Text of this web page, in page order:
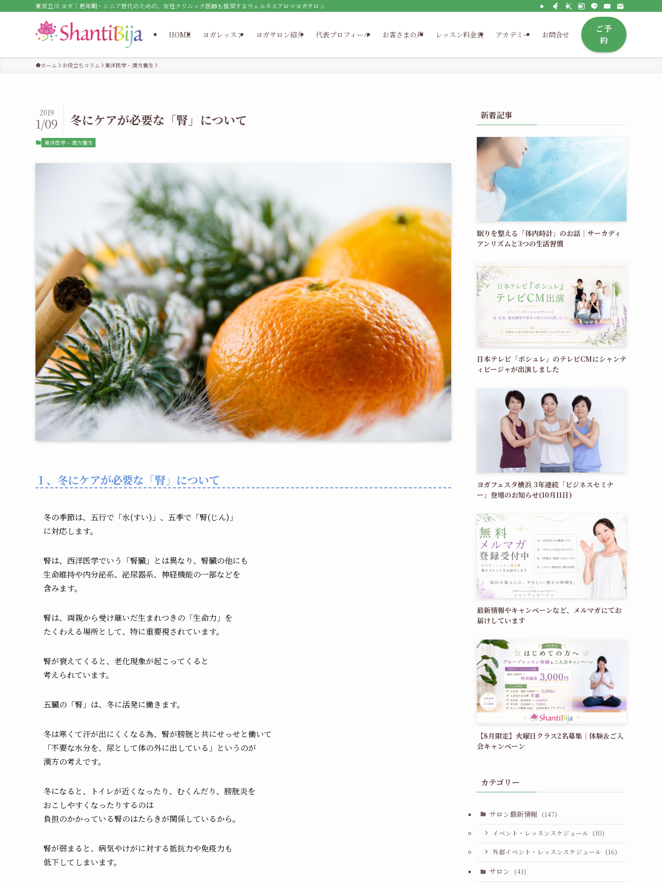
東京立川 ヨガ｜更年期・シニア世代のための、女性クリニック医師も推奨するウェルネスアロマヨガサロン
HOME ヨガレッスン ヨガサロン紹介 代表プロフィール お客さまの声 レッスン料金表 アカデミー お問合せ
ご予
約
ホーム お役立ちコラム 東洋医学・漢方養生
冬にケアが必要な「腎」について
2019
1/09
東洋医学・漢方養生
１、冬にケアが必要な「腎」について
冬の季節は、五行で「水(すい)」、五季で「腎(じん)」
に対応します。
腎は、西洋医学でいう「腎臓」とは異なり、腎臓の他にも
生命維持や内分泌系、泌尿器系、神経機能の一部などを
含みます。
腎は、両親から受け継いだ生まれつきの「生命力」を
たくわえる場所として、特に重要視されています。
腎が衰えてくると、老化現象が起こってくると
考えられています。
五臓の「腎」は、冬に活発に働きます。
冬は寒くて汗が出にくくなる為、腎が膀胱と共にせっせと働いて
「不要な水分を、尿として体の外に出している」というのが
漢方の考えです。
冬になると、トイレが近くなったり、むくんだり、膀胱炎を
おこしやすくなったりするのは
負担のかかっている腎のはたらきが関係しているから。
腎が弱まると、病気やけがに対する抵抗力や免疫力も
低下してしまいます。
新着記事
眠りを整える「体内時計」のお話｜サーカディ
アンリズムと3つの生活習慣
日本テレビ「ポシュレ」のテレビCMにシャンテ
ィビージャが出演しました
ヨガフェスタ横浜 3年連続「ビジネスセミナ
ー」登壇のお知らせ(10月11日)
最新情報やキャンペーンなど、メルマガにてお
届けしています
【8月限定】火曜日クラス2名募集｜体験＆ご入
会キャンペーン
カテゴリー
サロン最新情報 (147)
イベント・レッスンスケジュール (10)
外部イベント・レッスンスケジュール (16)
サロン (41)